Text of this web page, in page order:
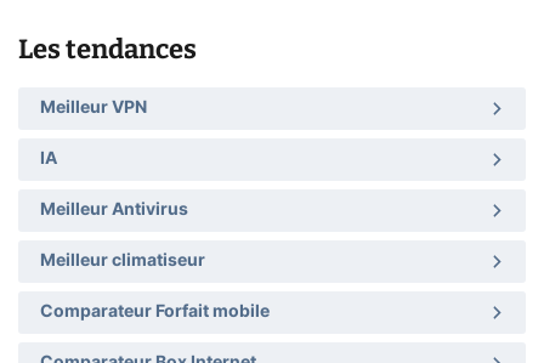
Les tendances
Meilleur VPN
IA
Meilleur Antivirus
Meilleur climatiseur
Comparateur Forfait mobile